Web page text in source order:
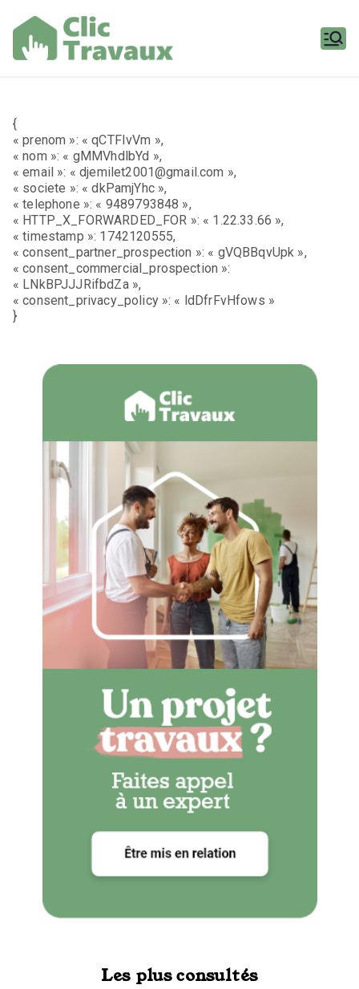
contenu
{
« prenom »: « qCTFIvVm »,
« nom »: « gMMVhdlbYd »,
« email »: « djemilet2001@gmail.com »,
« societe »: « dkPamjYhc »,
« telephone »: « 9489793848 »,
« HTTP_X_FORWARDED_FOR »: « 1.22.33.66 »,
« timestamp »: 1742120555,
« consent_partner_prospection »: « gVQBBqvUpk »,
« consent_commercial_prospection »:
« LNkBPJJJRifbdZa »,
« consent_privacy_policy »: « ldDfrFvHfows »
}
Les plus consultés